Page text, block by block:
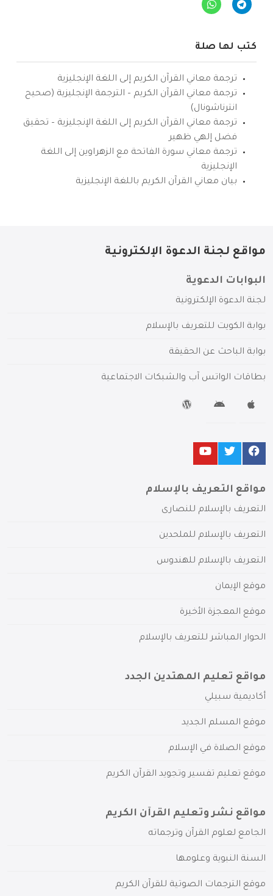
كتب لها صلة
ترجمة معاني القرآن الكريم إلى اللغة الإنجليزية
ترجمة معاني القرآن الكريم – الترجمة الإنجليزية (صحيح
انترناشونال)
ترجمة معاني القرآن الكريم إلى اللغة الإنجليزية – تحقيق
فضل إلهي ظهير
ترجمة معاني سورة الفاتحة مع الزهراوين إلى اللغة
الإنجليزية
بيان معاني القرآن الكريم باللغة الإنجليزية
مواقع لجنة الدعوة الإلكترونية
البوابات الدعوية
لجنة الدعوة الإلكترونية
بوابة الكويت للتعريف بالإسلام
بوابة الباحث عن الحقيقة
بطاقات الواتس آب والشبكات الاجتماعية
مواقع التعريف بالإسلام
التعريف بالإسلام للنصارى
التعريف بالإسلام للملحدين
التعريف بالإسلام للهندوس
موقع الإيمان
موقع المعجزة الأخيرة
الحوار المباشر للتعريف بالإسلام
مواقع تعليم المهتدين الجدد
أكاديمية سبيلي
موقع المسلم الجديد
موقع الصلاة في الإسلام
موقع تعليم تفسير وتجويد القرآن الكريم
مواقع نشر وتعليم القرآن الكريم
الجامع لعلوم القرآن وترجماته
السنة النبوية وعلومها
موقع الترجمات الصوتية للقرآن الكريم